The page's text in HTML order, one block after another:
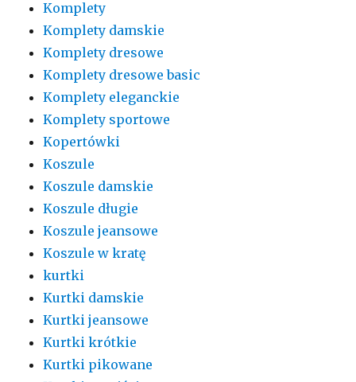
Komplety
Komplety damskie
Komplety dresowe
Komplety dresowe basic
Komplety eleganckie
Komplety sportowe
Kopertówki
Koszule
Koszule damskie
Koszule długie
Koszule jeansowe
Koszule w kratę
kurtki
Kurtki damskie
Kurtki jeansowe
Kurtki krótkie
Kurtki pikowane